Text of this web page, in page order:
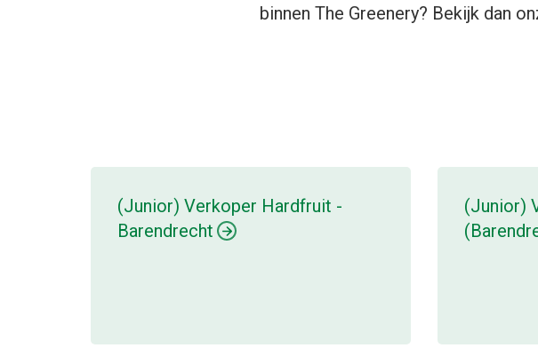
binnen The Greenery? Bekijk dan
(Junior) Verkoper Hardfruit -
Barendrecht
(Junior)